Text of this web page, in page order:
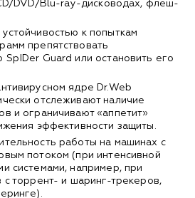
DVD/Blu-ray-дисководах, флеш-
к попыткам
препятствовать
Guard или остановить его
ядре Dr.Web
отслеживают наличие
и ограничивают «аппетит»
эффективности защиты.
работы на машинах с
потоком (при интенсивной
системами, например, при
с торрент- и шаринг-трекеров,